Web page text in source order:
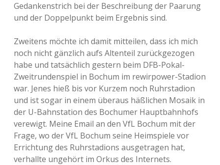
Gedankenstrich bei der Beschreibung der Paarung
und der Doppelpunkt beim Ergebnis sind.
Zweitens möchte ich damit mitteilen, dass ich mich
noch nicht gänzlich aufs Altenteil zurückgezogen
habe und tatsächlich gestern beim DFB-Pokal-
Zweitrundenspiel in Bochum im rewirpower-Stadion
war. Jenes hieß bis vor Kurzem noch Ruhrstadion
und ist sogar in einem überaus häßlichen Mosaik in
der U-Bahnstation des Bochumer Hauptbahnhofs
verewigt. Meine Email an den VfL Bochum mit der
Frage, wo der VfL Bochum seine Heimspiele vor
Errichtung des Ruhrstadions ausgetragen hat,
verhallte ungehört im Orkus des Internets.